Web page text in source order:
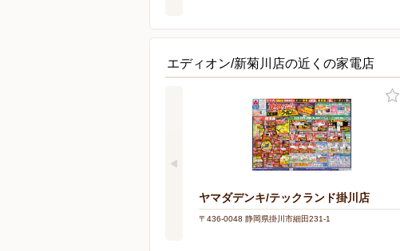
エディオン/新菊川店の近くの家電店
ヤマダデンキ/テックランド掛川店
〒436-0048 静岡県掛川市細田231-1